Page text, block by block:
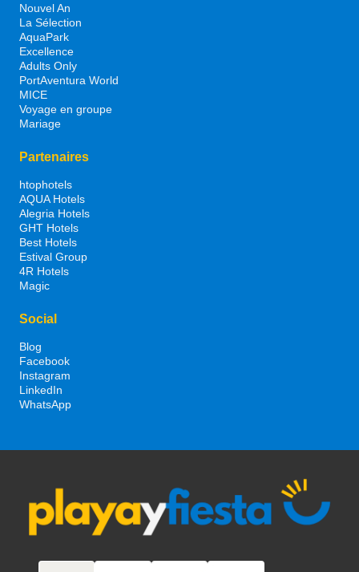
Nouvel An
La Sélection
AquaPark
Excellence
Adults Only
PortAventura World
MICE
Voyage en groupe
Mariage
Partenaires
htophotels
AQUA Hotels
Alegria Hotels
GHT Hotels
Best Hotels
Estival Group
4R Hotels
Magic
Social
Blog
Facebook
Instagram
LinkedIn
WhatsApp